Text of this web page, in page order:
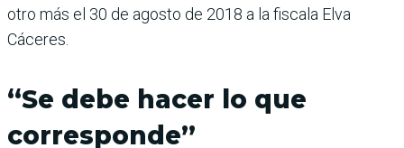
otro más el 30 de agosto de 2018 a la fiscala Elva
Cáceres.
“Se debe hacer lo que
corresponde”